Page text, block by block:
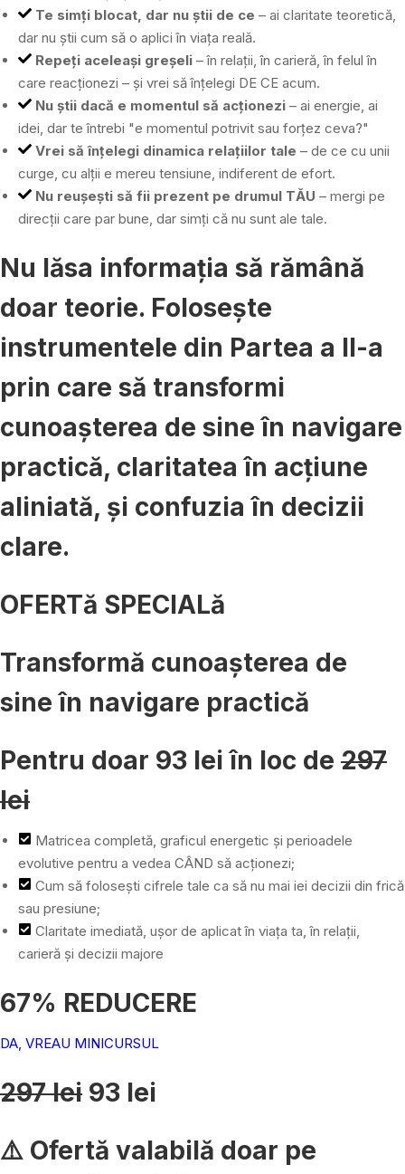
Te simți blocat, dar nu știi de ce – ai claritate teoretică,
dar nu știi cum să o aplici în viața reală.
Repeți aceleași greșeli – în relații, în carieră, în felul în
care reacționezi – și vrei să înțelegi DE CE acum.
Nu știi dacă e momentul să acționezi – ai energie, ai
idei, dar te întrebi "e momentul potrivit sau forțez ceva?"
Vrei să înțelegi dinamica relațiilor tale – de ce cu unii
curge, cu alții e mereu tensiune, indiferent de efort.
Nu reușești să fii prezent pe drumul TĂU – mergi pe
direcții care par bune, dar simți că nu sunt ale tale.
Nu lăsa informația să rămână
doar teorie. Folosește
instrumentele din Partea a II-a
prin care să transformi
cunoașterea de sine în navigare
practică, claritatea în acțiune
aliniată, și confuzia în decizii
clare.
OFERTă SPECIALă
Transformă cunoașterea de
sine în navigare practică
Pentru doar 93 leiîn loc de 297
lei
Matricea completă, graficul energetic și perioadele
evolutive pentru a vedea CÂND să acționezi;
Cum să folosești cifrele tale ca să nu mai iei decizii din frică
sau presiune;
Claritate imediată, ușor de aplicat în viața ta, în relații,
carieră și decizii majore
67% REDUCERE
DA, VREAU MINICURSUL
297 lei 93 lei
⚠️ Ofertă valabilă doar pe